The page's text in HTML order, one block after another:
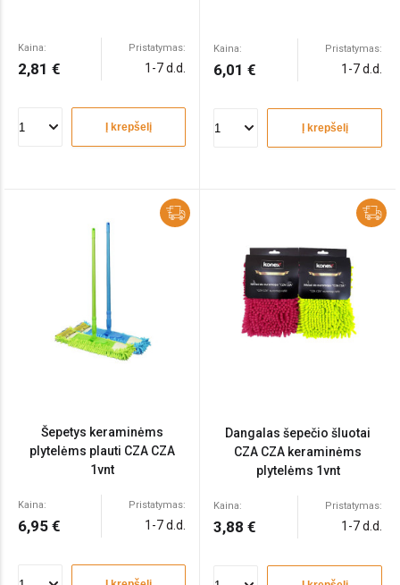
Kaina:
2,81 €
Pristatymas:
1-7 d.d.
Į krepšelį
Kaina:
6,01 €
Pristatymas:
1-7 d.d.
Į krepšelį
Šepetys keraminėms
plytelėms plauti CZA CZA
1vnt
Kaina:
6,95 €
Pristatymas:
1-7 d.d.
Dangalas šepečio šluotai
CZA CZA keraminėms
plytelėms 1vnt
Kaina:
3,88 €
Pristatymas:
1-7 d.d.